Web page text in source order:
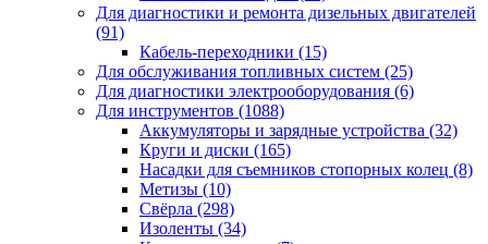
Для диагностики и ремонта дизельных двигателей
(91)
Кабель-переходники (15)
Для обслуживания топливных систем (25)
Для диагностики электрооборудования (6)
Для инструментов (1088)
Аккумуляторы и зарядные устройства (32)
Круги и диски (165)
Насадки для съемников стопорных колец (8)
Метизы (10)
Свёрла (298)
Изоленты (34)